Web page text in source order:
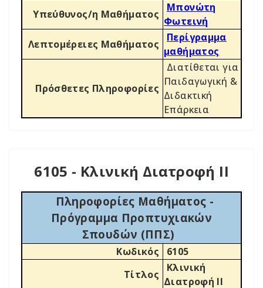
Υπεύθυνος/η Μαθήματος
Μπονώτη
Φωτεινή
Λεπτομέρειες Μαθήματος
Περίγραμμα
μαθήματος
Πρόσθετες Πληροφορίες
Διατίθεται για
Παιδαγωγική &
Διδακτική
Επάρκεια
6105 - Κλινική Διατροφή ΙΙ
Πληροφορίες Μαθήματος -
Πρόγραμμα Προπτυχιακών
Σπουδών (ΠΠΣ)
Κωδικός
6105
Τίτλος
Κλινική
Διατροφή ΙΙ